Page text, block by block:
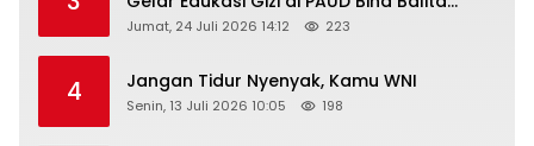
Peringati Hari Anak Nasional 2026
Jumat, 24 Juli 2026 14:12 223
4 Jangan Tidur Nyenyak, Kamu WNI
Senin, 13 Juli 2026 10:05 198